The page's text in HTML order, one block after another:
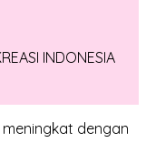
INDONESIA
dengan